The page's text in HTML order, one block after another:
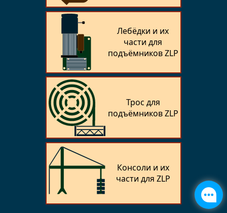
Лебёдки и их
части для
подъёмников ZLP
Трос для
подъёмников ZLP
Консоли и их
части для ZLP